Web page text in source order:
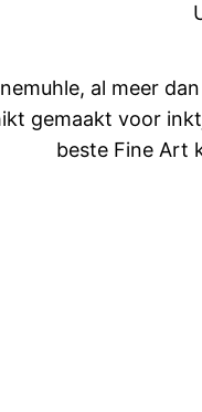
al meer
gemaakt voor
beste Fine Art